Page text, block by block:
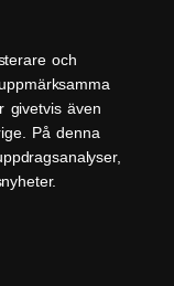
och
givetvis även
På denna